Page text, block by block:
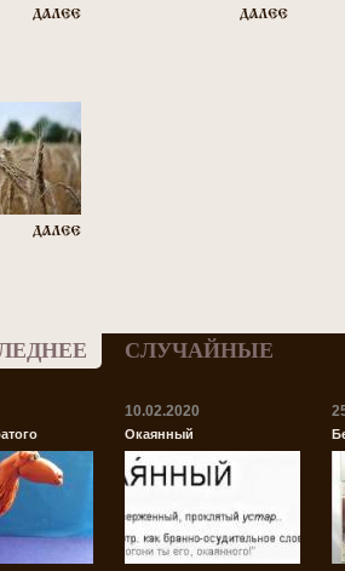
СЛУЧАЙНЫЕ
10.02.2020
Окаянный